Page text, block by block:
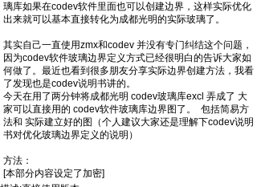
璃库如果在codev软件里面也可以创建边界，这样实际优化
出来就可以基本直接转化为成都光明的实际玻璃了。
其实自己一直使用zmx和codev 并没有专门纠结这个问题，
因为codev软件玻璃边界定义方式已经很明白的告诉大家如
何做了。最近也看到很多朋友分享实际边界创建方法，我看
了发现也是codev说明书讲的。
今天在用了两分钟将成都光明 codev玻璃库excl 弄成了 大
家可以直接用的 codev软件玻璃库边界图了。 包括简易方
法和 实际建立好的图（个人建议大家还是理解下codev说明
书对优化玻璃边界定义的说明）
方法：
[本部分内容设定了加密]